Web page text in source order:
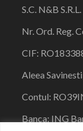
S.C. N&B S.R.L.
Nr. Ord. Reg.
CIF:
Aleea
Contul:
Banca: ING